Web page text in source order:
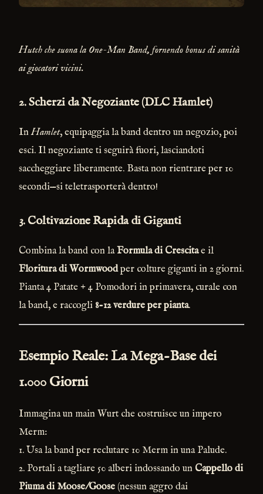
Hutch che suona la One-Man Band, fornendo bonus di sanità
ai giocatori vicini.
2. Scherzi da Negoziante (DLC Hamlet)
InHamlet, equipaggia la band dentro un negozio, poi
esci. Il negoziante ti seguirà fuori, lasciandoti
saccheggiare liberamente. Basta non rientrare per 10
secondi—si teletrasporterà dentro!
3. Coltivazione Rapida di Giganti
Combina la band con laFormula di Crescitae il
Floritura di Wormwoodper colture giganti in 2 giorni.
Pianta 4 Patate + 4 Pomodori in primavera, curale con
la band, e raccogli 8-12 verdure per pianta.
Esempio Reale: La Mega-Base dei
1.000 Giorni
Immagina un main Wurt che costruisce un impero
Merm:
1. Usa la band per reclutare 10 Merm in una Palude.
2. Portali a tagliare 50 alberi indossando un Cappello di
Piuma di Moose/Goose (nessun aggro dai